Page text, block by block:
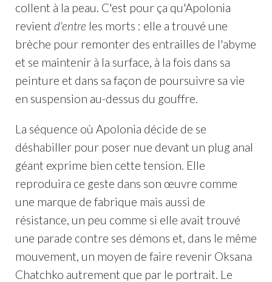
collent à la peau. C'est pour ça qu'Apolonia
revient d'entre les morts : elle a trouvé une
brèche pour remonter des entrailles de l'abyme
et se maintenir à la surface, à la fois dans sa
peinture et dans sa façon de poursuivre sa vie
en suspension au-dessus du gouffre.
La séquence où Apolonia décide de se
déshabiller pour poser nue devant un plug anal
géant exprime bien cette tension. Elle
reproduira ce geste dans son œuvre comme
une marque de fabrique mais aussi de
résistance, un peu comme si elle avait trouvé
une parade contre ses démons et, dans le même
mouvement, un moyen de faire revenir Oksana
Chatchko autrement que par le portrait. Le